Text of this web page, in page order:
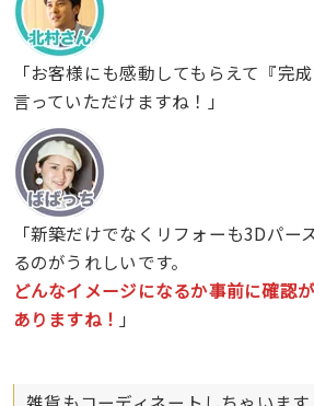
「お客様にも感動してもらえて『完
言っていただけますね！」
「新築だけでなくリフォーも3Dパー
るのがうれしいです。
どんなイメージになるか事前に確認
ありますね！ 」